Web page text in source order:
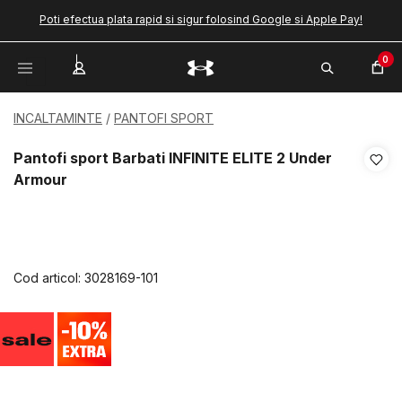
Poti efectua plata rapid si sigur folosind Google si Apple Pay!
0
INCALTAMINTE PANTOFI SPORT
Pantofi sport Barbati INFINITE ELITE 2 Under
Armour
Cod articol: 3028169-101